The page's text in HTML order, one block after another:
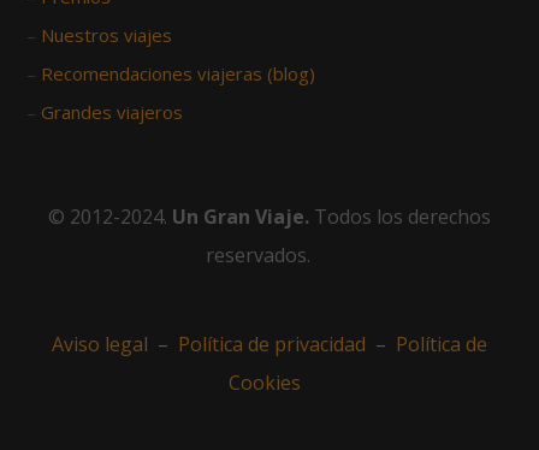
– Nuestros viajes
– Recomendaciones viajeras (blog)
– Grandes viajeros
© 2012-2024. Un Gran Viaje. Todos los derechos
reservados.
Aviso legal – Política de privacidad – Política de
Cookies